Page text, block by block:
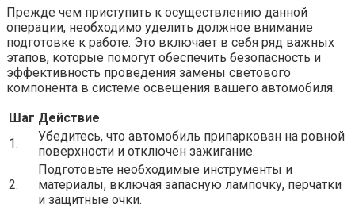
Прежде чем приступить к осуществлению данной
операции, необходимо уделить должное внимание
подготовке к работе. Это включает в себя ряд важных
этапов, которые помогут обеспечить безопасность и
эффективность проведения замены светового
компонента в системе освещения вашего автомобиля.
Шаг Действие
1.
Убедитесь, что автомобиль припаркован на ровной
поверхности и отключен зажигание.
2.
Подготовьте необходимые инструменты и
материалы, включая запасную лампочку, перчатки
и защитные очки.